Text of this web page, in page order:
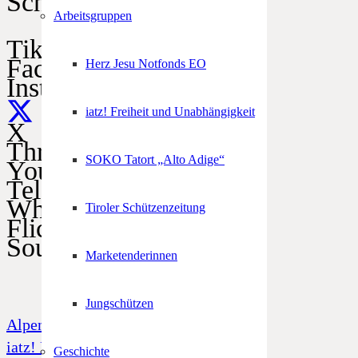
Arbeitsgruppen
Herz Jesu Notfonds EO
iatz! Freiheit und Unabhängigkeit
SOKO Tatort „Alto Adige“
Tiroler Schützenzeitung
Marketenderinnen
Jungschützen
Geschichte
TikTok
Facebook
Instagram
X
Threads
YouTube
Telegram
WhatsApp
Flickr
SoundCloud
Alpenregionstreffen
iatz! Freiheit und Unabhängigkeit